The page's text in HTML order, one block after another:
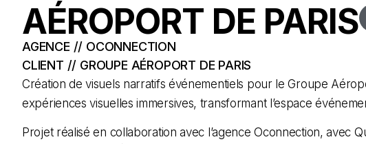
AÉROPORT DE PARIS
AGENCE // OCONNECTION
CLIENT // GROUPE AÉROPORT DE PARIS
Création de visuels narratifs événementiels pour le Groupe
expériences visuelles immersives, transformant l’espace
Projet réalisé en collaboration avec l’agence Oconnection, avec